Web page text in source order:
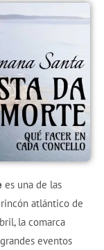
es una de las
atlántico de
la comarca
eventos